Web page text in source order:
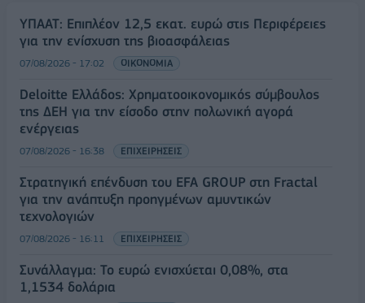
ΥΠΑΑΤ: Επιπλέον 12,5 εκατ. ευρώ στις Περιφέρειες
για την ενίσχυση της βιοασφάλειας
07/08/2026 - 17:02 ΟΙΚΟΝΟΜΙΑ
Deloitte Ελλάδος: Χρηματοοικονομικός σύμβουλος
της ΔΕΗ για την είσοδο στην πολωνική αγορά
ενέργειας
07/08/2026 - 16:38 ΕΠΙΧΕΙΡΗΣΕΙΣ
Στρατηγική επένδυση του EFA GROUP στη Fractal
για την ανάπτυξη προηγμένων αμυντικών
τεχνολογιών
07/08/2026 - 16:11 ΕΠΙΧΕΙΡΗΣΕΙΣ
Συνάλλαγμα: Το ευρώ ενισχύεται 0,08%, στα
1,1534 δολάρια